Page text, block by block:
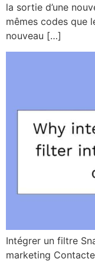
la sortie d’une
mêmes codes que
nouveau […]
Intégrer un filtre
marketing